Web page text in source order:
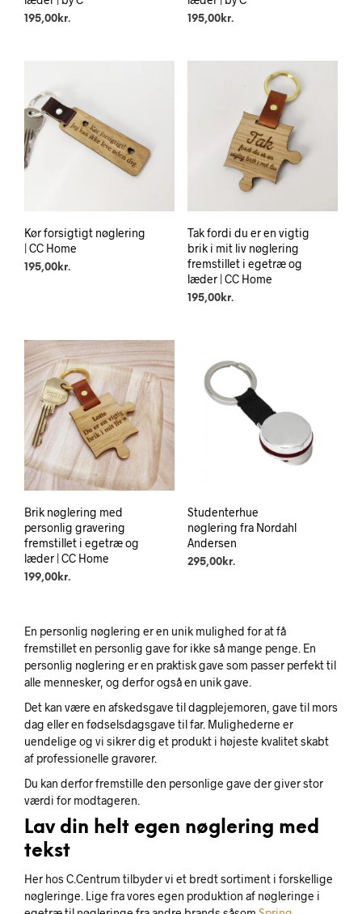
195,00 kr. 195,00kr.
Kør forsigtigt nøglering
| CC Home
195,00 kr.
Tak fordi du er en vigtig
brik i mit liv nøglering
fremstillet i egetræ og
læder | CC Home
195,00kr.
Brik nøglering med
personlig gravering
fremstillet i egetræ og
læder | CC Home
199,00 kr.
Studenterhue
nøglering fra Nordahl
Andersen
295,00kr.
En personlig nøglering er en unik mulighed for at få
fremstillet en personlig gave for ikke så mange penge. En
personlig nøglering er en praktisk gave som passer perfekt til
alle mennesker, og derfor også en unik gave.
Det kan være en afskedsgave til dagplejemoren, gave til mors
dag eller en fødselsdagsgave til far. Mulighederne er
uendelige og vi sikrer dig et produkt i højeste kvalitet skabt
af professionelle gravører.
Du kan derfor fremstille den personlige gave der giver stor
værdi for modtageren.
Lav din helt egen nøglering med
tekst
Her hos C.Centrum tilbyder vi et bredt sortiment i forskellige
nøgleringe. Lige fra vores egen produktion af nøgleringe i